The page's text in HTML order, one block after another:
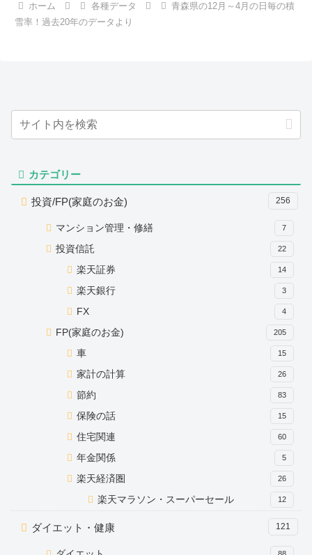
ホーム 各種データ
青森県の12月～4月の日毎の積
雪率！過去20年のデータより
カテゴリー
投資/FP(家庭のお金) 256
マンション管理・修繕 7
投資信託 22
楽天証券 14
楽天銀行 3
FX 4
FP(家庭のお金) 205
車 15
家計の計算 26
節約 83
保険の話 15
住宅関連 60
年金関係 5
楽天経済圏 26
楽天マラソン・スーパーセール 12
ダイエット・健康 121
88